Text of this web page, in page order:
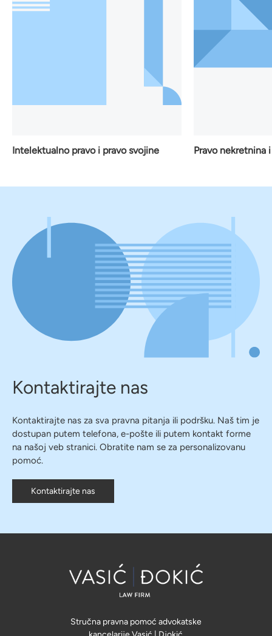
Intelektualno pravo i pravo svojine Pravo nekretnina
Kontaktirajte nas
Kontaktirajte nas za sva pravna pitanja ili podršku. Naš tim je
dostupan putem telefona, e-pošte ili putem kontakt forme
na našoj veb stranici. Obratite nam se za personalizovanu
pomoć.
Kontaktirajte nas
Stručna pravna pomoć advokatske